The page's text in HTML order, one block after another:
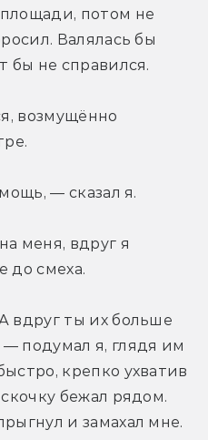
потом не
Валялась бы
бы не справился.
возмущённо
— сказал я.
меня, вдруг я
до смеха.
вдруг ты их больше
подумал я, глядя им
крепко ухватив
бежал рядом.
и замахал мне.